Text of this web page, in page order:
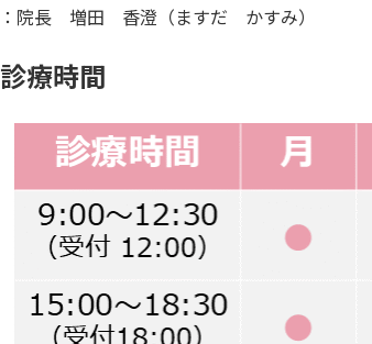
院長 増田 香澄（ますだ かすみ）
療時間